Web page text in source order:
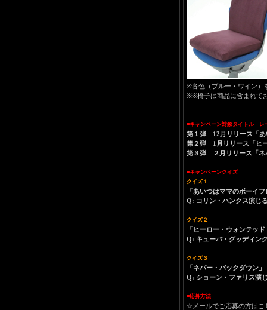
※各色（ブルー・ワイン）
※※椅子は商品に含まれて
■キャンペーン対象タイトル レ
第１弾 12月リリース「あ
第２弾 1月リリース「ヒ
第３弾 ２月リリース「ネ
■キャンペーンクイズ
クイズ１
「あいつはママのボーイ
Q: コリン・ハンクス演じ
クイズ２
「ヒーロー・ウォンテッド
Q: キューバ・グッディン
クイズ３
「ネバー・バックダウン」
Q: ショーン・ファリス演
■応募方法
☆メールでご応募の方は